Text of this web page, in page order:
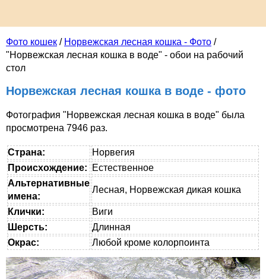
Фото кошек / Норвежская лесная кошка - Фото /
"Норвежская лесная кошка в воде" - обои на рабочий
стол
Норвежская лесная кошка в воде - фото
Фотография "Норвежская лесная кошка в воде" была
просмотрена 7946 раз.
Страна:
Норвегия
Происхождение:
Естественное
Альтернативные
имена:
Лесная, Норвежская дикая кошка
Клички:
Виги
Шерсть:
Длинная
Окрас:
Любой кроме колорпоинта